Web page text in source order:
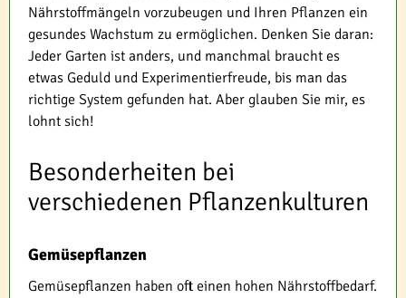
Nährstoffmängeln vorzubeugen und Ihren Pflanzen ein
gesundes Wachstum zu ermöglichen. Denken Sie daran:
Jeder Garten ist anders, und manchmal braucht es
etwas Geduld und Experimentierfreude, bis man das
richtige System gefunden hat. Aber glauben Sie mir, es
lohnt sich!
Besonderheiten bei
verschiedenen Pflanzenkulturen
Gemüsepflanzen
Gemüsepflanzen haben oft einen hohen Nährstoffbedarf.